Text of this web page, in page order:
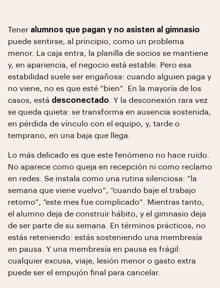
Tener alumnos que pagan y no asisten al gimnasio
puede sentirse, al principio, como un problema
menor. La caja entra, la planilla de socios se mantiene
y, en apariencia, el negocio está estable. Pero esa
estabilidad suele ser engañosa: cuando alguien paga y
no viene, no es que esté “bien”. En la mayoría de los
casos, está desconectado . Y la desconexión rara vez
se queda quieta: se transforma en ausencia sostenida,
en pérdida de vínculo con el equipo, y, tarde o
temprano, en una baja que llega.
Lo más delicado es que este fenómeno no hace ruido.
No aparece como queja en recepción ni como reclamo
en redes. Se instala como una rutina silenciosa: “la
semana que viene vuelvo”, “cuando baje el trabajo
retomo”, “este mes fue complicado”. Mientras tanto,
el alumno deja de construir hábito, y el gimnasio deja
de ser parte de su semana. En términos prácticos, no
estás reteniendo: estás sosteniendo una membresía
en pausa. Y una membresía en pausa es frágil:
cualquier excusa, viaje, lesión menor o gasto extra
puede ser el empujón final para cancelar.